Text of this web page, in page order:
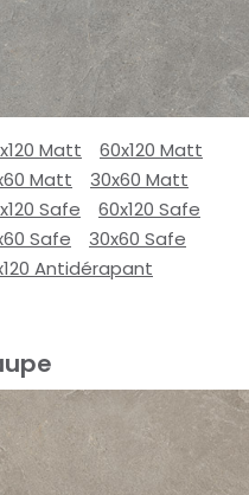
Matt
60x120 Matt
Matt
30x60 Matt
Safe
60x120 Safe
Safe
30x60 Safe
Antidérapant